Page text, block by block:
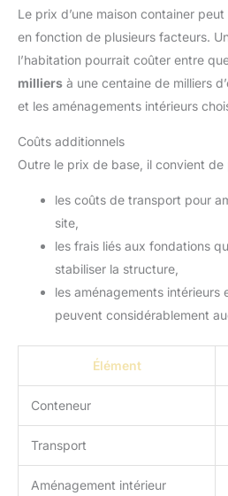
Le prix d’une maison container
en fonction de plusieurs facteurs.
l’habitation pourrait coûter entre
milliers à une centaine de milliers
et les aménagements intérieurs
Coûts additionnels
Outre le prix de base, il convient
les coûts de transport pour
site,
les frais liés aux fondations
stabiliser la structure,
les aménagements intérieurs
peuvent considérablement
Élément
Conteneur
Transport
Aménagement intérieur